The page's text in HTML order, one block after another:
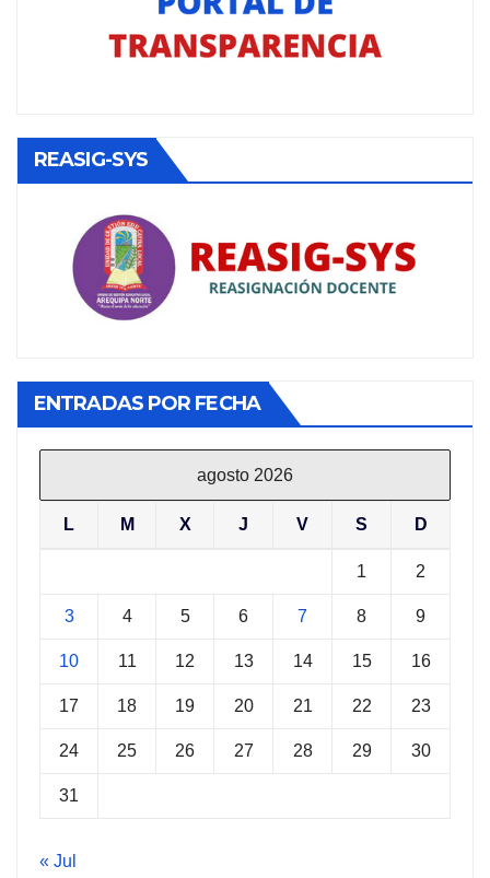
REASIG-SYS
ENTRADAS POR FECHA
agosto 2026
L M X J V S D
1 2
3 4 5 6 7 8 9
10 11 12 13 14 15 16
17 18 19 20 21 22 23
24 25 26 27 28 29 30
31
« Jul